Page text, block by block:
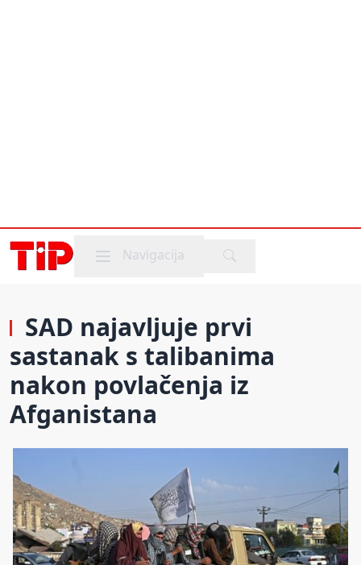
Mobile menu
Navigacija
SAD najavljuje prvi
sastanak s talibanima
nakon povlačenja iz
Afganistana